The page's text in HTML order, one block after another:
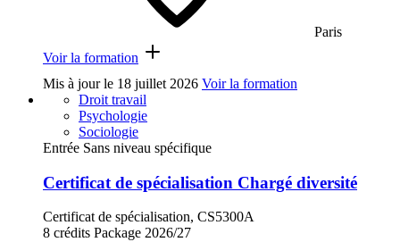
Paris
Voir la formation
Mis à jour le 18 juillet 2026 Voir la formation
Droit travail
Psychologie
Sociologie
Entrée Sans niveau spécifique
Certificat de spécialisation Chargé diversité
Certificat de spécialisation, CS5300A
8 crédits Package 2026/27